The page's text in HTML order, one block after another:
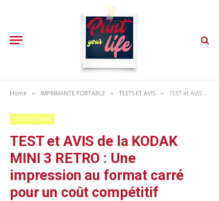
Home » IMPRIMANTE PORTABLE » TESTS ET AVIS » TEST et AVIS de la KODAK MINI 3 RETRO : Une impression au format carré pour un coût compétitif
TESTS ET AVIS
TEST et AVIS de la KODAK
MINI 3 RETRO : Une
impression au format carré
pour un coût compétitif